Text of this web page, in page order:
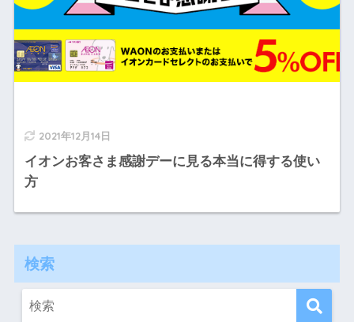
2021年12月14日
イオンお客さま感謝デーに見る本当に得する使い
方
検索